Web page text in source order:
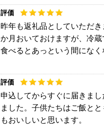
昨年も返礼品としていただ
か月おいておけますが、冷
食べるとあっという間にな
申込してからすぐに届きま
ました。子供たちはご飯と
もおいしいと思います。